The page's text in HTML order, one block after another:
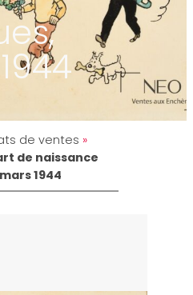
de ventes »
de naissance
1944